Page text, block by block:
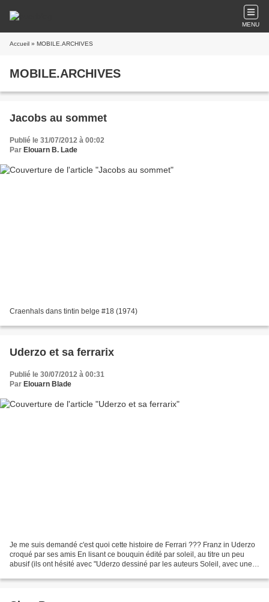
MENU
Accueil » MOBILE.ARCHIVES
MOBILE.ARCHIVES
Jacobs au sommet
Publié le 31/07/2012 à 00:02
Par Elouarn B. Lade
Craenhals dans tintin belge #18 (1974)
Uderzo et sa ferrarix
Publié le 30/07/2012 à 00:31
Par Elouarn Blade
Je me suis demandé c'est quoi cette histoire de Ferrari ??? Franz in Uderzo
croqué par ses amis En lisant ce bouquin édité par soleil, au titre un peu
abusif (ils ont hésité avec "Uderzo dessiné par les auteurs Soleil, avec une